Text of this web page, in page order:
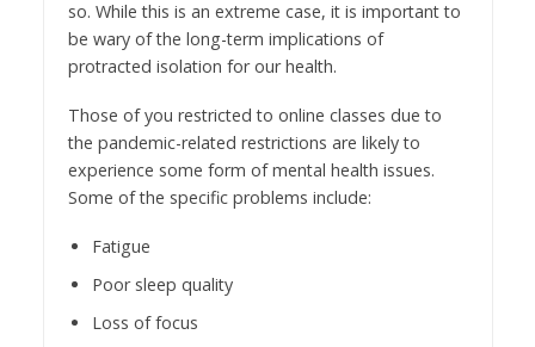
so. While this is an extreme case, it is important to
be wary of the long-term implications of
protracted isolation for our health.
Those of you restricted to online classes due to
the pandemic-related restrictions are likely to
experience some form of mental health issues.
Some of the specific problems include:
Fatigue
Poor sleep quality
Loss of focus